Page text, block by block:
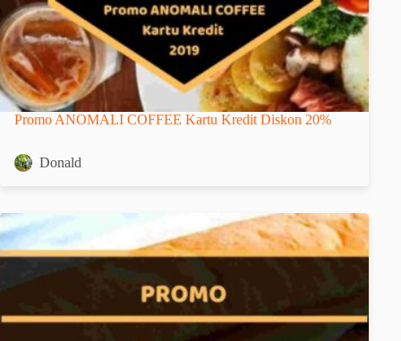
Promo ANOMALI COFFEE Kartu Kredit Diskon 20%
Donald